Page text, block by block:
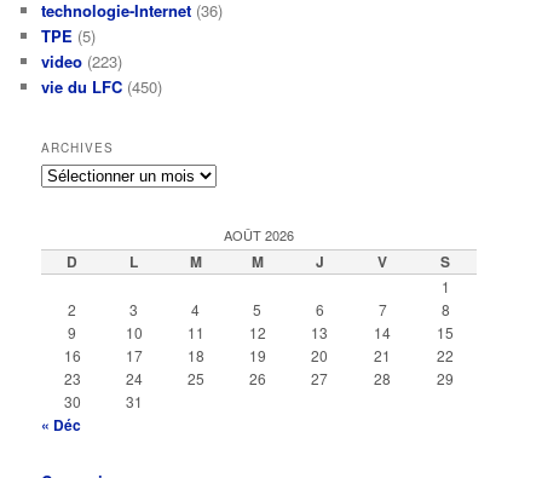
technologie-Internet (36)
TPE (5)
video (223)
vie du LFC (450)
ARCHIVES
Archives
AOÛT 2026
D L M M J V S
1
2
3 4 5 6 7
8
9
10 11 12 13 14
15
16
17 18 19 20 21
22
23
24 25 26 27 28
29
30
31
« Déc